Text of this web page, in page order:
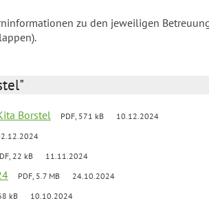
zu den jeweiligen
Borstel PDF, 571 kB 10.12.2024
22 kB 11.11.2024
PDF, 5.7 MB 24.10.2024
kB 10.10.2024